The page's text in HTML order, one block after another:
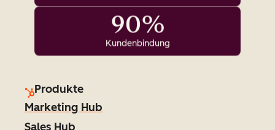
90%
Kundenbindung
Produkte
Marketing Hub
Sales Hub